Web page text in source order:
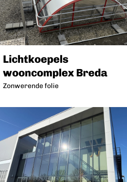
Lichtkoepels
wooncomplex Breda
Zonwerende folie